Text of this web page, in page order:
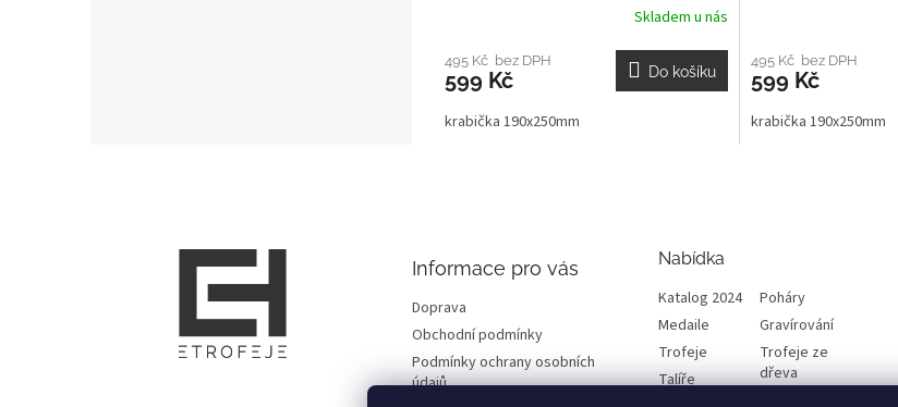
Skladem u nás
495 Kč bez DPH
599 Kč Do košíku
krabička 190x250mm
495 Kč bez DPH
599 Kč
krabička 190x250mm
Informace pro vás
Doprava
Obchodní podmínky
Podmínky ochrany osobních
údajů
Nabídka
Katalog 2024
Poháry
Medaile
Gravírování
Trofeje
Trofeje ze
dřeva
Talíře